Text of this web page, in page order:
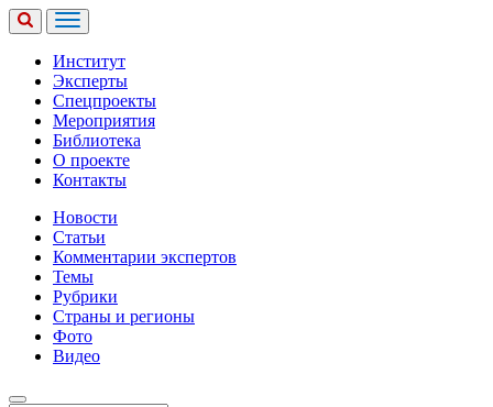
Институт
Эксперты
Спецпроекты
Мероприятия
Библиотека
О проекте
Контакты
Новости
Статьи
Комментарии экспертов
Темы
Рубрики
Страны и регионы
Фото
Видео